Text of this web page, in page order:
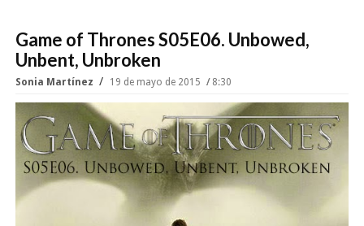
Game of Thrones S05E06. Unbowed,
Unbent, Unbroken
Sonia Martínez 19 de mayo de 2015 8:30